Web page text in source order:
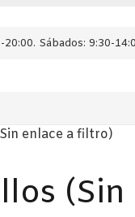
Sábados: 9:30-
enlace a filtro)